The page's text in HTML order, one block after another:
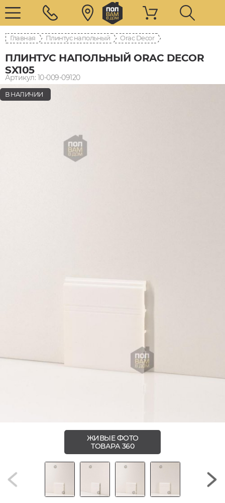
Главная Плинтус напольный Orac Decor
ПЛИНТУС НАПОЛЬНЫЙ ORAC DECOR
SX105
Артикул: 10-009-09120
В НАЛИЧИИ
ЖИВЫЕ ФОТО
ТОВАРА 360